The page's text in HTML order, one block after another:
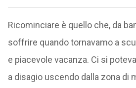
Ricominciare è quello che, da
soffrire quando tornavamo a
e piacevole vacanza. Ci si
a disagio uscendo dalla zona di